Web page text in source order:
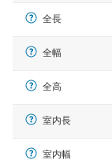
全長
全幅
全高
室内長
室内幅